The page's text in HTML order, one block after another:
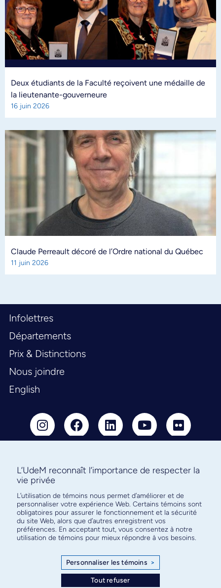
Deux étudiants de la Faculté reçoivent une médaille de
la lieutenante-gouverneure
16 juin 2026
Claude Perreault décoré de l’Ordre national du Québec
11 juin 2026
Infolettres
Départements
Prix & Distinctions
Nous joindre
English
Abonnez-vous à notre infolettre
pour connaître l’actualité facultaire
S'ABONNER
L’UdeM reconnaît l’importance de respecter la
vie privée
L’utilisation de témoins nous permet d’améliorer et de
personnaliser votre expérience Web. Certains témoins sont
obligatoires pour assurer le fonctionnement et la sécurité
du site Web, alors que d’autres enregistrent vos
préférences. En acceptant tout, vous consentez à notre
utilisation de témoins pour mieux répondre à vos besoins.
Personnaliser les témoins >
Tout refuser